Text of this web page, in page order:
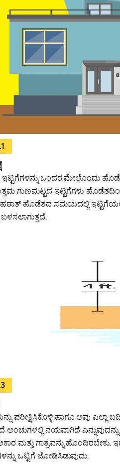
ಇಟ್ಟಿಗೆಗಳನ್ನು ಒಂದರ ಮೇಲೊಂದು
ಗುಣಮಟ್ಟದ ಇಟ್ಟಿಗೆಗಳು
ಹಠಾತ್ ಹೊಡೆತದ ಸಮಯದಲ್ಲಿ
ಪರೀಕ್ಷಿಸಿಕೊಳ್ಳಿ ಹಾಗೂ ಅವು
ಅಂಚುಗಳಲ್ಲಿ ನಯವಾಗಿದೆ
ಮತ್ತು ಗಾತ್ರವನ್ನು ಹೊಂದಿರಬೇಕು.
ಒಟ್ಟಿಗೆ ಜೋಡಿಸಿಡುವುದು.